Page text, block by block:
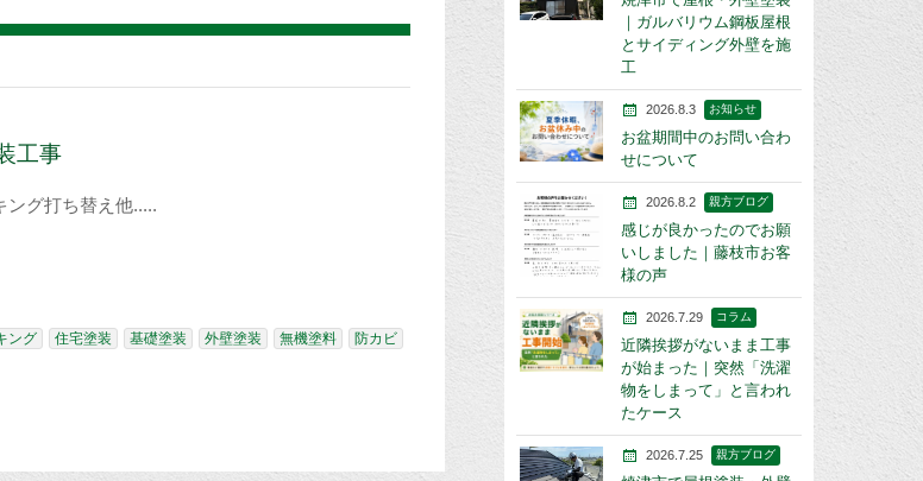
工事
ング打ち替え他
ング 住宅塗装 基礎塗装 外壁塗装 無機塗料 防カビ
｜ガルバリウム鋼板屋根
とサイディング外壁を施
工
2026.8.3 お知らせ
お盆期間中のお問い合わ
せについて
2026.8.2 親方ブログ
感じが良かったのでお願
いしました｜藤枝市お客
様の声
2026.7.29 コラム
近隣挨拶がないまま工事
が始まった｜突然「洗濯
物をしまって」と言われ
たケース
2026.7.25 親方ブログ